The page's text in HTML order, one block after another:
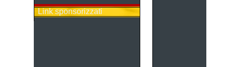
Link sponsorizzati